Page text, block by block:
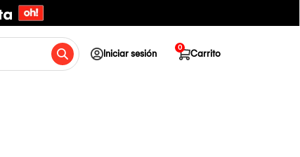
Iniciar sesión Carrito
0